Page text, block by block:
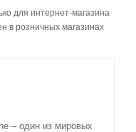
для интернет-магазина
в розничных магазинах
– один из мировых